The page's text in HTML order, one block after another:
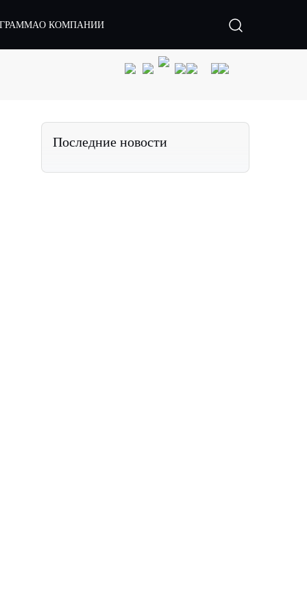
О КОМПАНИИ
Последние новости